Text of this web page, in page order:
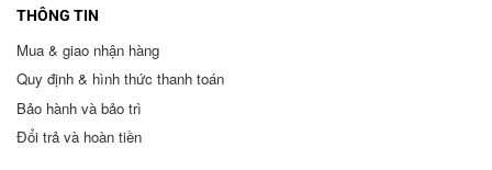
THÔNG TIN
Mua & giao nhận hàng
Quy định & hình thức thanh toán
Bảo hành và bảo trì
Đổi trả và hoàn tiền